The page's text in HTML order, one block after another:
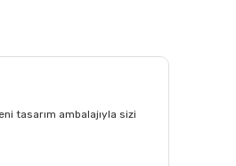
tasarım ambalajıyla sizi